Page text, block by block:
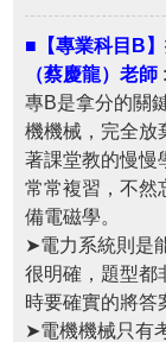
■【專業科目B
（蔡慶龍）老師 :
專B是拿分的關
機機械，完全放
著課堂教的慢慢
常常複習，不然
備電磁學。
➤電力系統則是
很明確，題型都
時要確實的將答
➤電機機械只有